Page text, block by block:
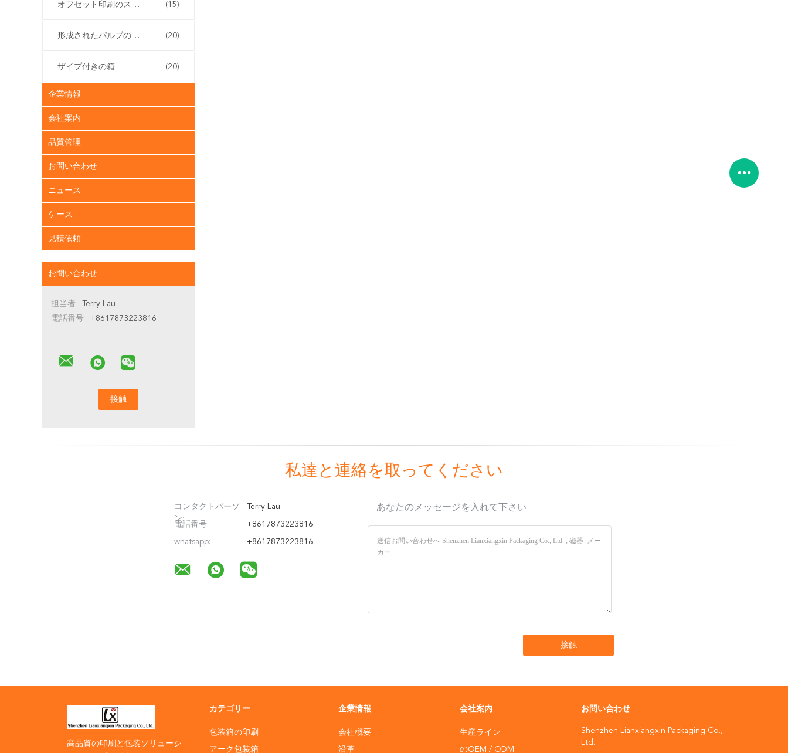
オフセット印刷のステッカー (15)
形成されたパルプの包装 (20)
ザイプ付きの箱 (20)
企業情報
会社案内
品質管理
お問い合わせ
ニュース
ケース
見積依頼
お問い合わせ
担当者 : Terry Lau
電話番号 : +8617873223816
私達と連絡を取ってください
コンタクトパーソ
ン:
Terry Lau
電話番号: +8617873223816
whatsapp: +8617873223816
あなたのメッセージを入れて下さい
高品質の印刷と包装ソリューシ
カテゴリー
包装箱の印刷
アーク包装箱
企業情報
会社概要
沿革
会社案内
生産ライン
のOEM / ODM
お問い合わせ
Shenzhen Lianxiangxin Packaging Co.,
Ltd.